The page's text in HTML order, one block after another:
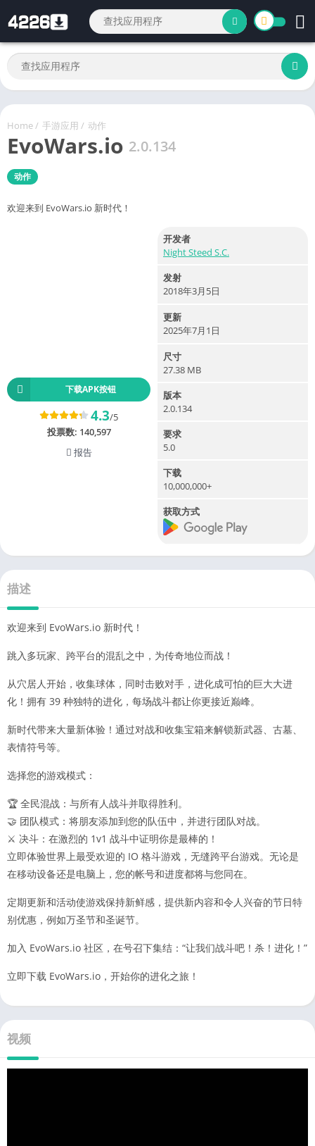
Home/ 手游应用 / 动作
EvoWars.io 2.0.134
动作
欢迎来到 EvoWars.io 新时代！
下载APK按钮
4.3/5
投票数: 140,597
报告
开发者
Night Steed S.C.
发射
2018年3月5日
更新
2025年7月1日
尺寸
27.38 MB
版本
2.0.134
要求
5.0
下载
10,000,000+
获取方式
描述
欢迎来到 EvoWars.io 新时代！
跳入多玩家、跨平台的混乱之中，为传奇地位而战！
从穴居人开始，收集球体，同时击败对手，进化成可怕的巨大大进
化！拥有 39 种独特的进化，每场战斗都让你更接近巅峰。
新时代带来大量新体验！通过对战和收集宝箱来解锁新武器、古墓、
表情符号等。
选择您的游戏模式：
🏆 全民混战：与所有人战斗并取得胜利。
🤝 团队模式：将朋友添加到您的队伍中，并进行团队对战。
⚔️ 决斗：在激烈的 1v1 战斗中证明你是最棒的！
立即体验世界上最受欢迎的 IO 格斗游戏，无缝跨平台游戏。无论是
在移动设备还是电脑上，您的帐号和进度都将与您同在。
定期更新和活动使游戏保持新鲜感，提供新内容和令人兴奋的节日特
别优惠，例如万圣节和圣诞节。
加入 EvoWars.io 社区，在号召下集结：“让我们战斗吧！杀！进化！”
立即下载 EvoWars.io，开始你的进化之旅！
视频